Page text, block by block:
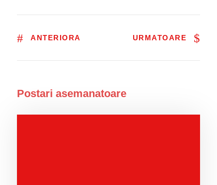
ANTERIORA URMATOARE
Postari asemanatoare